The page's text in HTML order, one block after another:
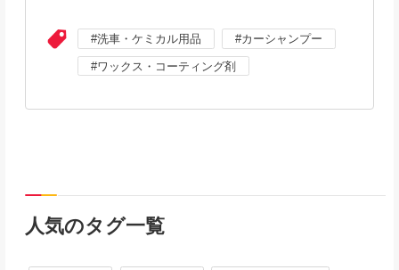
洗車・ケミカル用品 カーシャンプー
ワックス・コーティング剤
人気のタグ一覧